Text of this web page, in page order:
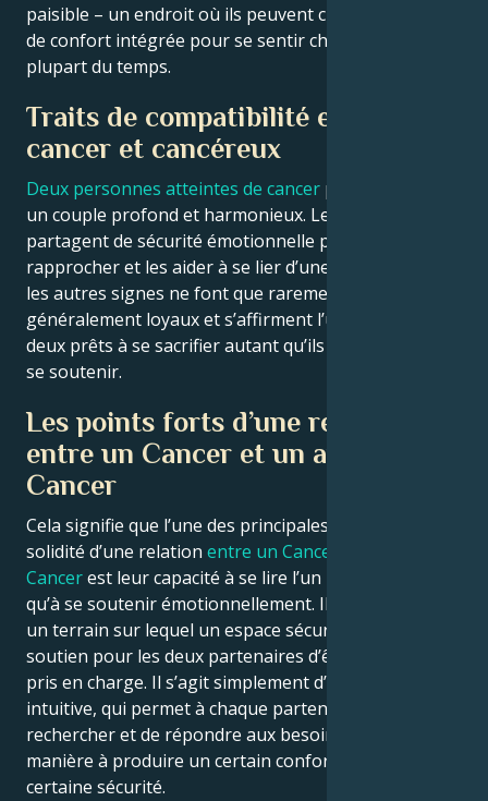
paisible – un endroit où ils peuvent créer une zone
de confort intégrée pour se sentir chez eux la
plupart du temps.
Traits de compatibilité entre
cancer et cancéreux
Deux personnes atteintes de cancer peuvent former
un couple profond et harmonieux. Le besoin qu’elles
partagent de sécurité émotionnelle peut les
rapprocher et les aider à se lier d’une manière que
les autres signes ne font que rarement. Ils sont
généralement loyaux et s’affirment l’un l’autre, tous
deux prêts à se sacrifier autant qu’ils le peuvent pour
se soutenir.
Les points forts d’une relation
entre un Cancer et un autre
Cancer
Cela signifie que l’une des principales raisons de la
solidité d’une relation entre un Cancer et un autre
Cancerest leur capacité à se lire l’un l’autre, ainsi
qu’à se soutenir émotionnellement. Ils fournissent
un terrain sur lequel un espace sécurisé et de
soutien pour les deux partenaires d’être entendu et
pris en charge. Il s’agit simplement d’une nature
intuitive, qui permet à chaque partenaire de
rechercher et de répondre aux besoins de l’autre de
manière à produire un certain confort ou une
certaine sécurité.